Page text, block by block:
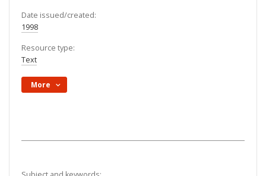
Date issued/created:
1998
Resource type:
Text
More